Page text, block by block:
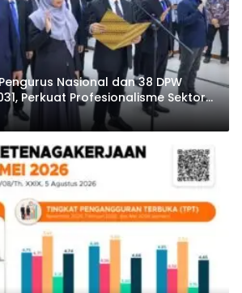
Nasional dan 38 DPW
Perkuat Profesionalisme Sektor